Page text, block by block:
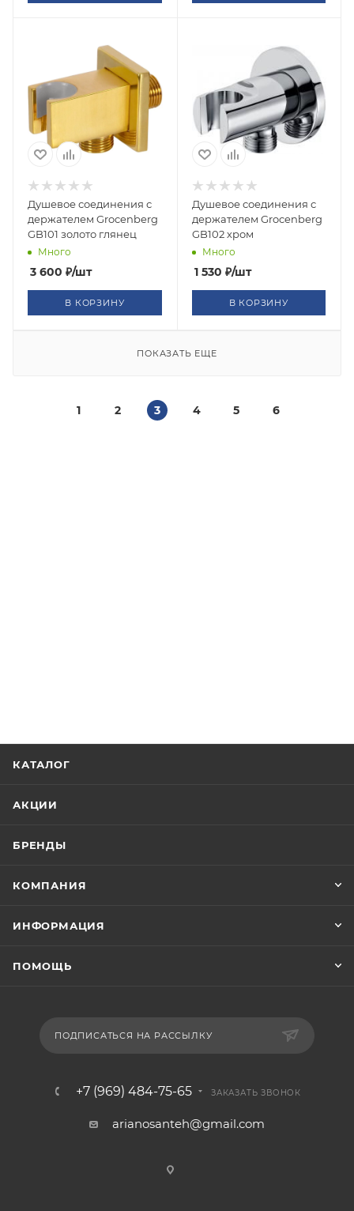
Душевое соединения с
держателем Grocenberg
GB101 золото глянец
Много
3 600 ₽/шт
В КОРЗИНУ
Душевое соединения с
держателем Grocenberg
GB102 хром
Много
1 530 ₽/шт
В КОРЗИНУ
ПОКАЗАТЬ ЕЩЕ
1 2 3 4 5 6
КАТАЛОГ
АКЦИИ
БРЕНДЫ
КОМПАНИЯ
ИНФОРМАЦИЯ
ПОМОЩЬ
ПОДПИСАТЬСЯ НА РАССЫЛКУ
+7 (969) 484-75-65 ЗАКАЗАТЬ ЗВОНОК
arianosanteh@gmail.com